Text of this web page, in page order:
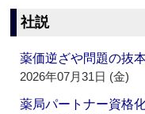
社説
薬価逆ざや問題の抜
2026年07月31日 (金)
薬局パートナー資格